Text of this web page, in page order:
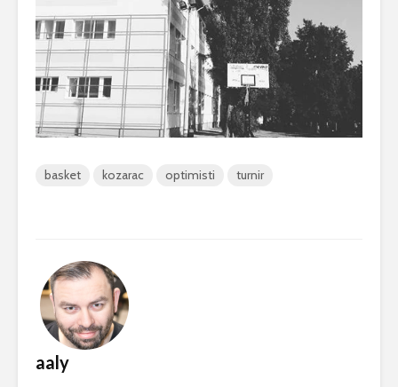
basket kozarac optimisti turnir
aaly